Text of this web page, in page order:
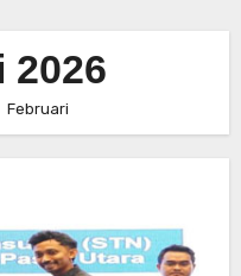
2026
Februari